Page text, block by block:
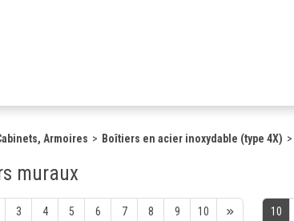
Armoires Boîtiers en acier inoxydable (type 4X)
muraux
3 4 5 6 7 8 9 10 10